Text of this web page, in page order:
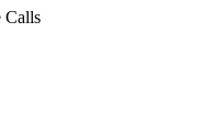
Calls